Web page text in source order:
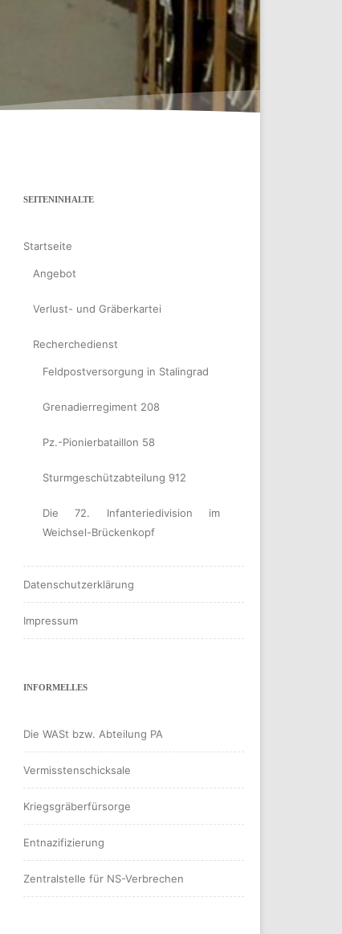
SEITENINHALTE
Startseite
Angebot
Verlust- und Gräberkartei
Recherchedienst
Feldpostversorgung in Stalingrad
Grenadierregiment 208
Pz.-Pionierbataillon 58
Sturmgeschützabteilung 912
Die 72. Infanteriedivision im
Weichsel-Brückenkopf
Datenschutzerklärung
Impressum
INFORMELLES
Die WASt bzw. Abteilung PA
Vermisstenschicksale
Kriegsgräberfürsorge
Entnazifizierung
Zentralstelle für NS-Verbrechen